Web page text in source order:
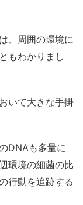
、周囲の環境に
もわかりまし
いて大きな手掛
DNAも多量に
環境の細菌の比
行動を追跡する